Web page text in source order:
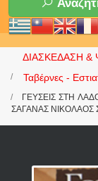
ΔΙΑΣΚΕΔΑΣΗ &
Ταβέρνες -
ΓΕΥΣΕΙΣ ΣΤΗ
ΣΑΓΑΝΑΣ ΝΙΚΟΛΑΟΣ